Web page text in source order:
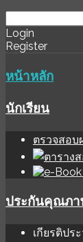
download
software
ihale
sınır
Login
Register
หน้าหลัก
นักเรียน
ตรวจสอบ
ประกันคุณภา
เกียรติปร